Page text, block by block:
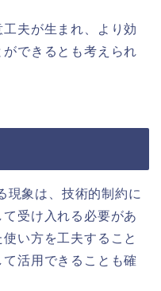
夫が生まれ、より効
できるとも考えられ
現象は、技術的制約に
受け入れる必要があ
い方を工夫すること
活用できることも確